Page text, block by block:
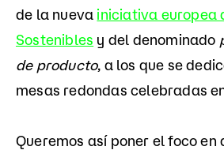
de la nueva iniciativa europea
Sostenibles y del denominado
de producto, a los que se
mesas redondas celebradas
Queremos así poner el foco en